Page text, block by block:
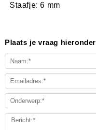
Staafje: 6 mm
Plaats je vraag hieronder